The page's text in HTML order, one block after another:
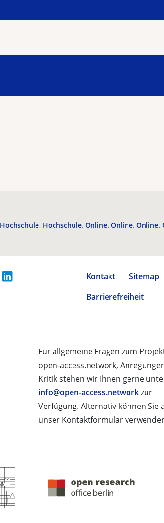
Hochschule Hochschule Online Online Online
Kontakt Sitemap
Barrierefreiheit
Für allgemeine Fragen zum
open-access.network,
Kritik stehen wir Ihnen gerne
info@open-access.networkzur
Verfügung. Alternativ können Sie
unser Kontaktformular